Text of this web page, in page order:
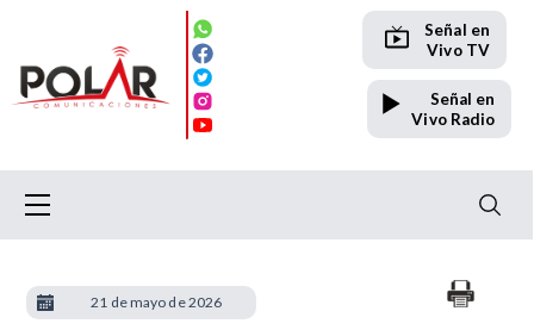
Señal en
Vivo TV
Señal en
Vivo Radio
21 de mayo de 2026